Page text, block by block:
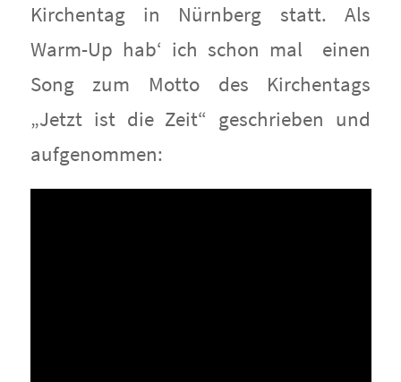
Kirchentag in Nürnberg statt. Als
Warm-Up hab‘ ich schon mal einen
Song zum Motto des Kirchentags
„Jetzt ist die Zeit“ geschrieben und
aufgenommen: